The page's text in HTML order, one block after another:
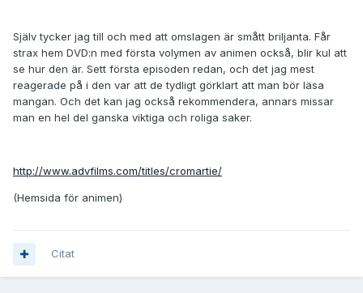
Själv tycker jag till och med att omslagen är smått briljanta. Får
strax hem DVD:n med första volymen av animen också, blir kul att
se hur den är. Sett första episoden redan, och det jag mest
reagerade på i den var att de tydligt görklart att man bör läsa
mangan. Och det kan jag också rekommendera, annars missar
man en hel del ganska viktiga och roliga saker.
http://www.advfilms.com/titles/cromartie/
(Hemsida för animen)
Citat